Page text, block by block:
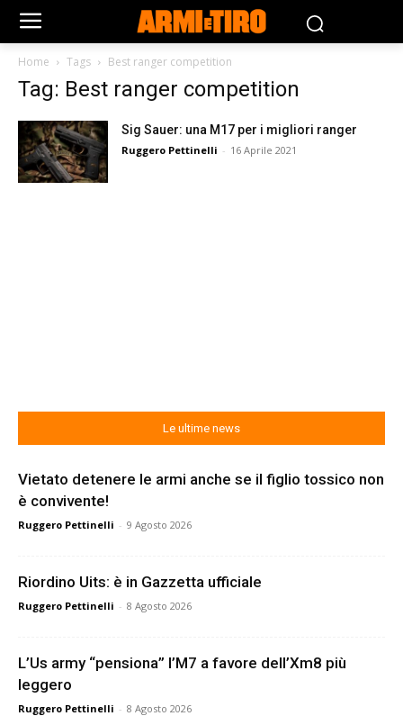
Home Tags Best ranger competition
Tag: Best ranger competition
Sig Sauer: una M17 per i migliori ranger
Ruggero Pettinelli - 16 Aprile 2021
Le ultime news
Vietato detenere le armi anche se il figlio tossico non
è convivente!
Ruggero Pettinelli - 9 Agosto 2026
Riordino Uits: è in Gazzetta ufficiale
Ruggero Pettinelli - 8 Agosto 2026
L’Us army “pensiona” l’M7 a favore dell’Xm8 più
leggero
Ruggero Pettinelli - 8 Agosto 2026